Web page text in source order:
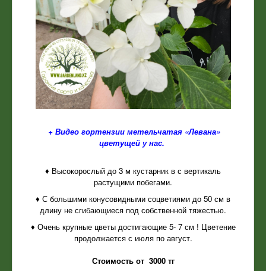
+ Видео гортензии метельчатая «Левана»
цветущей у нас.
♦ Высокорослый до 3 м кустарник в с вертикаль
растущими побегами.
♦ С большими конусовидными соцветиями до 50 см в
длину не сгибающиеся под собственной тяжестью.
♦ Очень крупные цветы достигающие 5- 7 см ! Цветение
продолжается с июля по август.
Стоимость от 3000 тг